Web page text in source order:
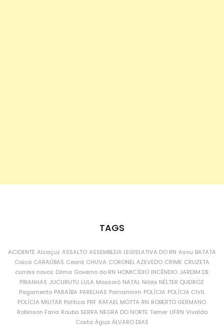
TAGS
ACIDENTE Alcaçuz ASSALTO ASSEMBLEIA LEGISLATIVA DO RN Assu BATATA
Caicó CARAÚBAS Ceará CHUVA CORONEL AZEVEDO CRIME CRUZETA
currais novos Dilma Governo do RN HOMICÍDIO INCÊNDIO JARDIM DE
PIRANHAS JUCURUTU LULA Mossoró NATAL Nilda NÉLTER QUEIROZ
Pagamento PARAÍBA PARELHAS Parnamirim POLÍCIA POLÍCIA CIVIL
POLÍCIA MILITAR Política PRF RAFAEL MOTTA RN ROBERTO GERMANO
Robinson Faria Roubo SERRA NEGRA DO NORTE Temer UFRN Vivaldo
Costa Água ÁLVARO DIAS